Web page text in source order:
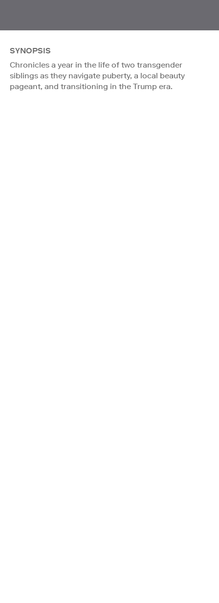
SYNOPSIS
Chronicles a year in the life of two transgender
siblings as they navigate puberty, a local beauty
pageant, and transitioning in the Trump era.